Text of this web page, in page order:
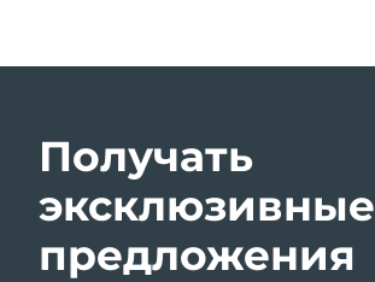
Получать
эксклюзивные
предложения